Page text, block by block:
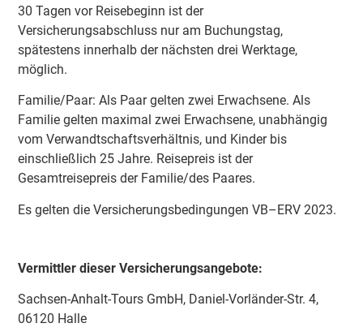
30 Tagen vor Reisebeginn ist der
Versicherungsabschluss nur am Buchungstag,
spätestens innerhalb der nächsten drei Werktage,
möglich.
Familie/Paar: Als Paar gelten zwei Erwachsene. Als
Familie gelten maximal zwei Erwachsene, unabhängig
vom Verwandtschaftsverhältnis, und Kinder bis
einschließlich 25 Jahre. Reisepreis ist der
Gesamtreisepreis der Familie/des Paares.
Es gelten die Versicherungsbedingungen VB–ERV 2023.
Vermittler dieser Versicherungsangebote:
Sachsen-Anhalt-Tours GmbH, Daniel-Vorländer-Str. 4,
06120 Halle